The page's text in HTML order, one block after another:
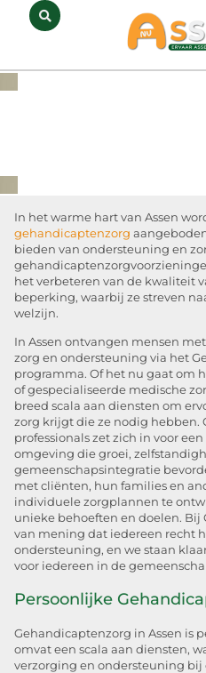
In het warme hart van Assen
gehandicaptenzorg
bieden van ondersteuning en
het verbeteren van de kwaliteit
beperking, waarbij ze streven
welzijn.
In Assen ontvangen mensen
zorg en ondersteuning via het
programma. Of het nu gaat om
of gespecialiseerde medische
breed scala aan diensten om
zorg krijgt die ze nodig hebben.
professionals zet zich in voor
omgeving die groei,
gemeenschapsintegratie
met cliënten, hun families en
individuele zorgplannen te
unieke behoeften en doelen.
van mening dat iedereen recht
ondersteuning, en we staan
voor iedereen in de
Persoonlijke
Gehandicaptenzorg in Assen is
omvat een scala aan diensten,
verzorging en ondersteuning